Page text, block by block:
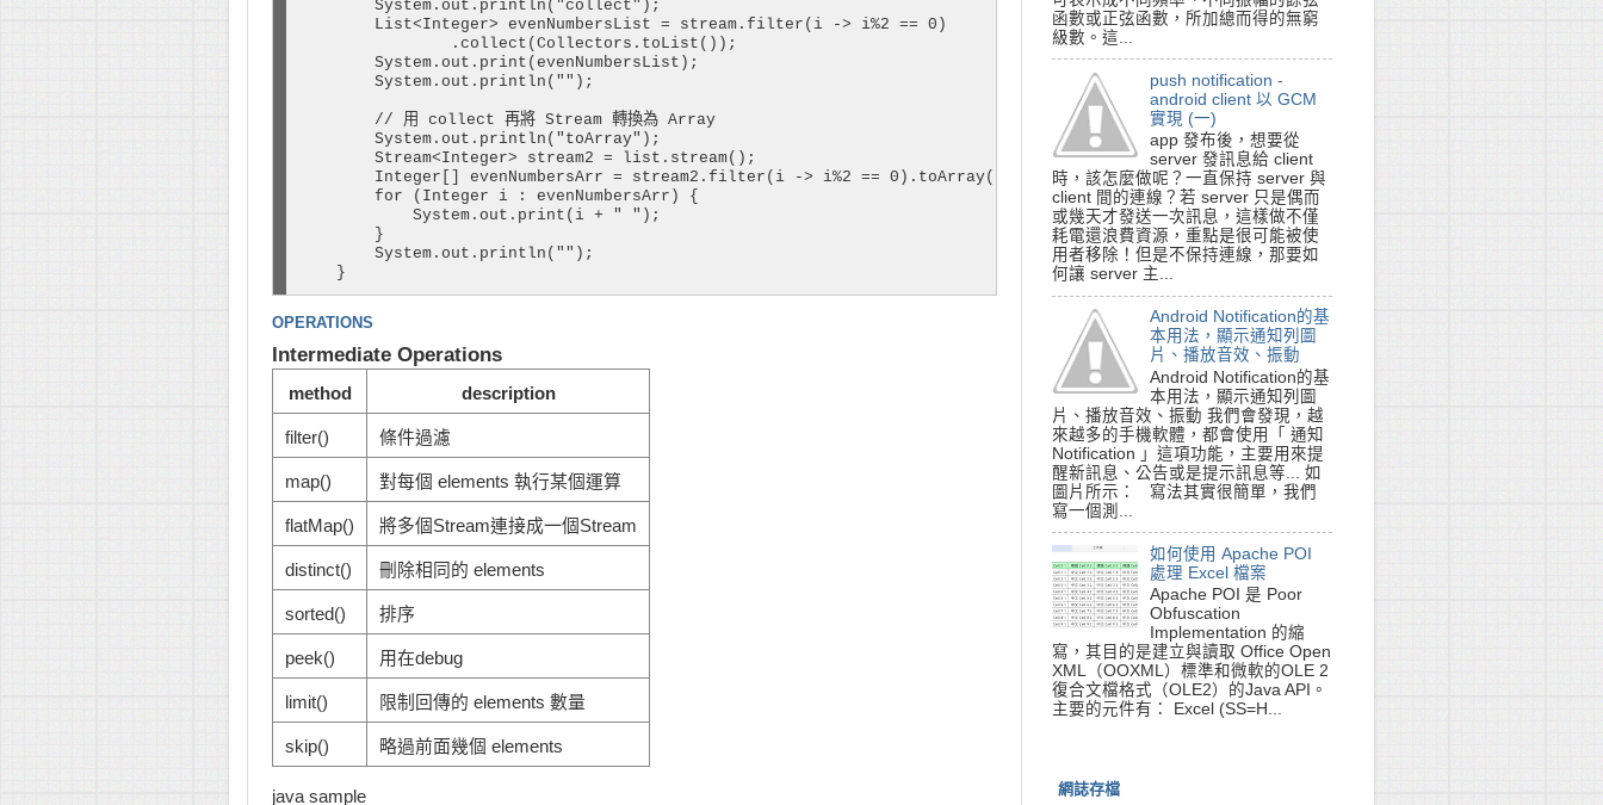
        System.out.println("collect");
        List<Integer> evenNumbersList = stream.filter(i -> i%2 == 0)
                .collect(Collectors.toList());
        System.out.print(evenNumbersList);
        System.out.println("");
        // 用 collect 再將 Stream 轉換為 Array
        System.out.println("toArray");
        Stream<Integer> stream2 = list.stream();
        Integer[] evenNumbersArr = stream2.filter(i -> i%2 == 0).toArray(Integer[]::new);
        for (Integer i : evenNumbersArr) {
            System.out.print(i + " ");
        }
        System.out.println("");
    }
OPERATIONS
Intermediate Operations
method description
filter() 條件過濾
map() 對每個 elements 執行某個運算
flatMap() 將多個Stream連接成一個Stream
distinct() 刪除相同的 elements
sorted() 排序
peek() 用在debug
limit() 限制回傳的 elements 數量
skip() 略過前面幾個 elements
java sample
函數或正弦函數，所加總而得的無窮
級數。這...
push notification -
android client 以 GCM
實現 (一)
app 發布後，想要從
server 發訊息給 client
時，該怎麼做呢？一直保持 server 與
client 間的連線？若 server 只是偶而
或幾天才發送一次訊息，這樣做不僅
耗電還浪費資源，重點是很可能被使
用者移除！但是不保持連線，那要如
何讓 server 主...
Android Notification的基
本用法，顯示通知列圖
片、播放音效、振動
Android Notification的基
本用法，顯示通知列圖
片、播放音效、振動 我們會發現，越
來越多的手機軟體，都會使用「 通知
Notification 」這項功能，主要用來提
醒新訊息、公告或是提示訊息等... 如
圖片所示： 寫法其實很簡單，我們
寫一個測...
如何使用 Apache POI
處理 Excel 檔案
Apache POI 是 Poor
Obfuscation
Implementation 的縮
寫，其目的是建立與讀取 Office Open
XML（OOXML）標準和微軟的OLE 2
復合文檔格式（OLE2）的Java API。
主要的元件有： Excel (SS=H...
網誌存檔